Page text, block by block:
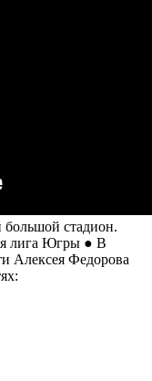
большой стадион.
лига Югры ● В
Алексея Федорова